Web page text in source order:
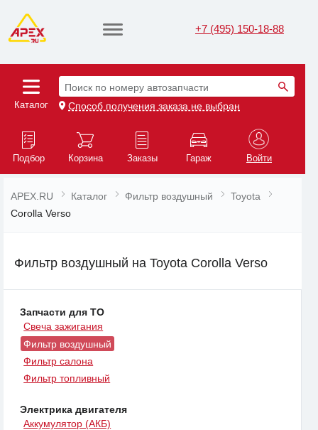
+7 (495) 150-18-88
Каталог
Поиск по номеру автозапчасти
Способ получения заказа не выбран
Подбор Корзина Заказы Гараж Войти
APEX.RU Каталог Фильтр воздушный
Toyota
Corolla Verso
Фильтр воздушный на Toyota Corolla Verso
Запчасти для ТО
Свеча зажигания
Фильтр воздушный
Фильтр салона
Фильтр топливный
Электрика двигателя
Аккумулятор (АКБ)